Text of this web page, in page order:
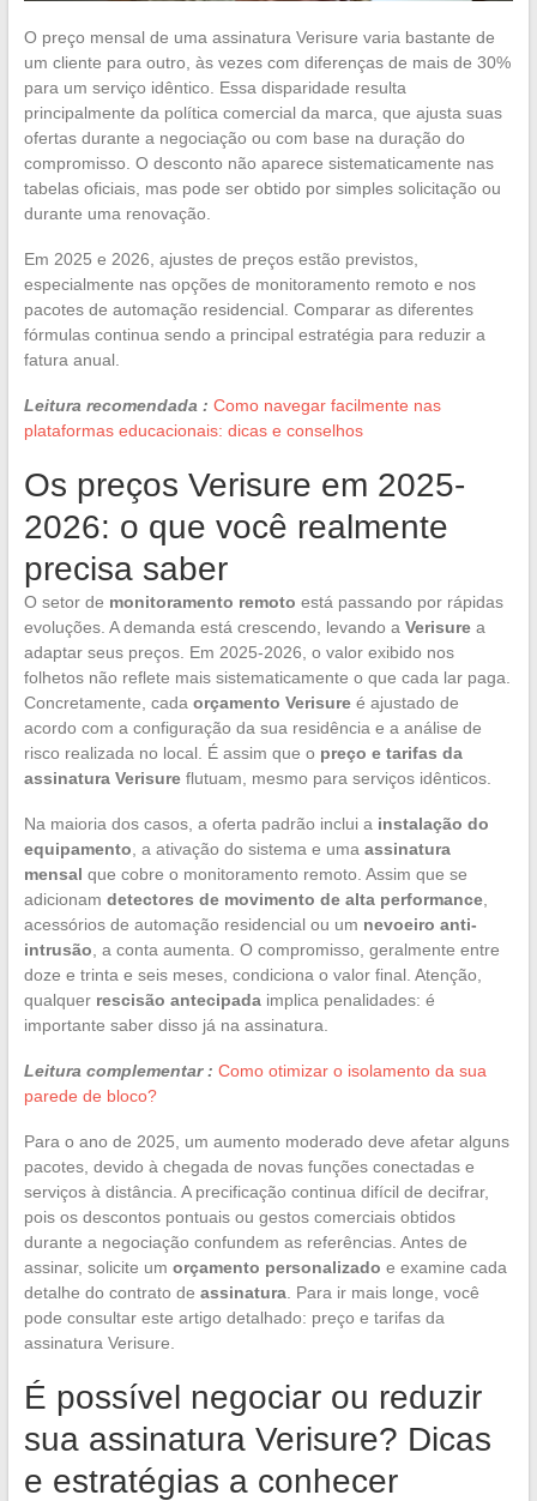
O preço mensal de uma assinatura Verisure varia bastante de
um cliente para outro, às vezes com diferenças de mais de 30%
para um serviço idêntico. Essa disparidade resulta
principalmente da política comercial da marca, que ajusta suas
ofertas durante a negociação ou com base na duração do
compromisso. O desconto não aparece sistematicamente nas
tabelas oficiais, mas pode ser obtido por simples solicitação ou
durante uma renovação.
Em 2025 e 2026, ajustes de preços estão previstos,
especialmente nas opções de monitoramento remoto e nos
pacotes de automação residencial. Comparar as diferentes
fórmulas continua sendo a principal estratégia para reduzir a
fatura anual.
Leitura recomendada : Como navegar facilmente nas
plataformas educacionais: dicas e conselhos
Os preços Verisure em 2025-
2026: o que você realmente
precisa saber
O setor de monitoramento remoto está passando por rápidas
evoluções. A demanda está crescendo, levando a Verisurea
adaptar seus preços. Em 2025-2026, o valor exibido nos
folhetos não reflete mais sistematicamente o que cada lar paga.
Concretamente, cada orçamento Verisureé ajustado de
acordo com a configuração da sua residência e a análise de
risco realizada no local. É assim que o preço e tarifas da
assinatura Verisureflutuam, mesmo para serviços idênticos.
Na maioria dos casos, a oferta padrão inclui a instalação do
equipamento , a ativação do sistema e uma assinatura
mensal que cobre o monitoramento remoto. Assim que se
adicionam detectores de movimento de alta performance,
acessórios de automação residencial ou um nevoeiro anti-
intrusão , a conta aumenta. O compromisso, geralmente entre
doze e trinta e seis meses, condiciona o valor final. Atenção,
qualquer rescisão antecipadaimplica penalidades: é
importante saber disso já na assinatura.
Leitura complementar : Como otimizar o isolamento da sua
parede de bloco?
Para o ano de 2025, um aumento moderado deve afetar alguns
pacotes, devido à chegada de novas funções conectadas e
serviços à distância. A precificação continua difícil de decifrar,
pois os descontos pontuais ou gestos comerciais obtidos
durante a negociação confundem as referências. Antes de
assinar, solicite um orçamento personalizado e examine cada
detalhe do contrato de assinatura. Para ir mais longe, você
pode consultar este artigo detalhado: preço e tarifas da
assinatura Verisure.
É possível negociar ou reduzir
sua assinatura Verisure? Dicas
e estratégias a conhecer